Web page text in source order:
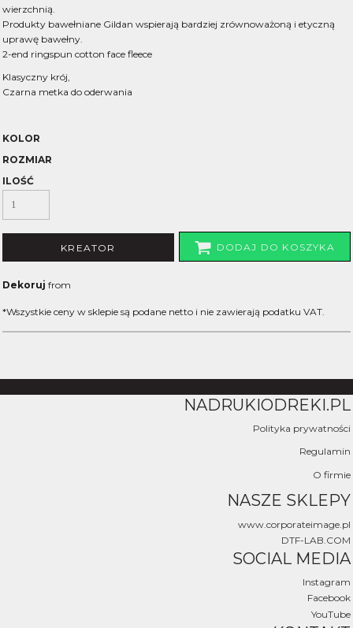
wierzchnią.
Produkty bawełniane Gildan wspierają bardziej zrównoważoną i etyczną
uprawę bawełny.
2-end ringspun cotton face fleece
Klasyczny krój,
Czarna metka do oderwania
KOLOR
ROZMIAR
ILOŚĆ
KREATOR DODAJ DO KOSZYKA
Dekoruj from
*Wszystkie ceny w sklepie są podane netto i nie zawierają podatku VAT.
NADRUKIODREKI.PL
Polityka prywatności
Regulamin
O firmie
NASZE SKLEPY
www.corporateimage.pl
DTF-LAB.COM
SOCIAL MEDIA
Instagram
Facebook
YouTube